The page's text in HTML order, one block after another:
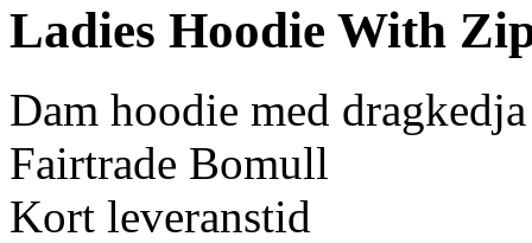
Ladies Hoodie With
Dam hoodie med
Fairtrade Bomull
Kort leveranstid